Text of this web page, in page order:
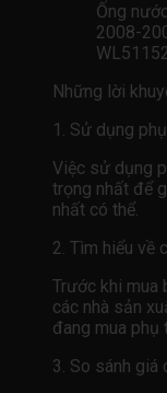
Ống
2008-
Những lời
1. Sử dụng
Việc sử dụng
trọng nhất để
nhất có thể.
2. Tìm hiểu về
Trước khi mua
các nhà sản
đang mua phụ
3. So sánh giá